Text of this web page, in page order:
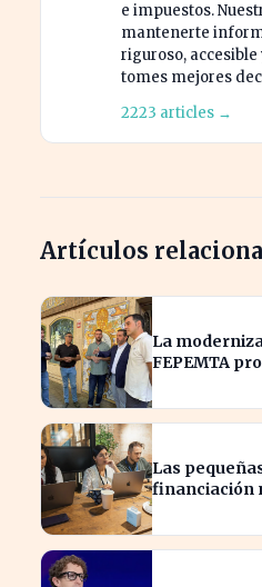
e impuestos.
mantenerte
riguroso,
tomes mejores
2223 articles →
Artículos
La
FEPEMTA
Las
financiación